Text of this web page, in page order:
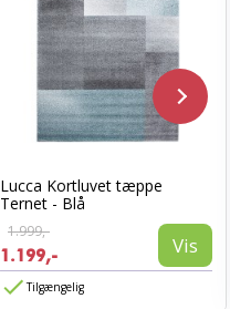
Lucca Kortluvet tæppe
Ternet - Blå
1.999,-
1.199,- Vis
Tilgængelig